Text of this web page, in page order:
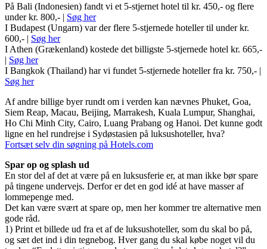
På Bali (Indonesien) fandt vi et 5-stjernet hotel til kr. 450,- og flere
under kr. 800,- | Søg her
I Budapest (Ungarn) var der flere 5-stjernede hoteller til under kr.
600,- | Søg her
I Athen (Grækenland) kostede det billigste 5-stjernede hotel kr. 665,-
| Søg her
I Bangkok (Thailand) har vi fundet 5-stjernede hoteller fra kr. 750,- |
Søg her
Af andre billige byer rundt om i verden kan nævnes Phuket, Goa,
Siem Reap, Macau, Beijing, Marrakesh, Kuala Lumpur, Shanghai,
Ho Chi Minh City, Cairo, Luang Prabang og Hanoi. Det kunne godt
ligne en hel rundrejse i Sydøstasien på luksushoteller, hva?
Fortsæt selv din søgning på Hotels.com
Spar op og splash ud
En stor del af det at være på en luksusferie er, at man ikke bør spare
på tingene undervejs. Derfor er det en god idé at have masser af
lommepenge med.
Det kan være svært at spare op, men her kommer tre alternative men
gode råd.
1) Print et billede ud fra et af de luksushoteller, som du skal bo på,
og sæt det ind i din tegnebog. Hver gang du skal købe noget vil du